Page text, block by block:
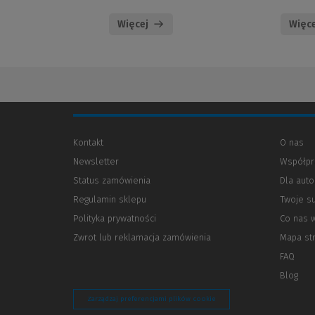
Więcej
Kontakt
Newsletter
Status zamówienia
Regulamin sklepu
Polityka prywatności
innej
Zwrot lub reklamacja zamówienia
O nas
Dla
Twoje
Co nas
Mapa
FAQ
Blog
Zarządzaj preferencjami plików cookie